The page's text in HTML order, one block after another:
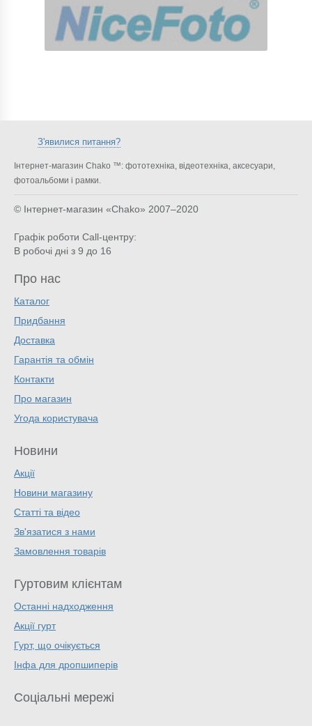
З'явилися питання?
Інтернет-магазин Chako ™: фототехніка, відеотехніка, аксесуари,
фотоальбоми і рамки.
© Інтернет-магазин «Chako» 2007–2020
Графік роботи Call-центру:
В робочі дні з 9 до 16
Про нас
Каталог
Придбання
Доставка
Гарантія та обмін
Контакти
Про магазин
Угода користувача
Новини
Акції
Новини магазину
Статті та відео
Зв'язатися з нами
Замовлення товарів
Гуртовим клієнтам
Останні надходження
Акції гурт
Гурт, що очікується
Інфа для дропшиперів
Соціальні мережі